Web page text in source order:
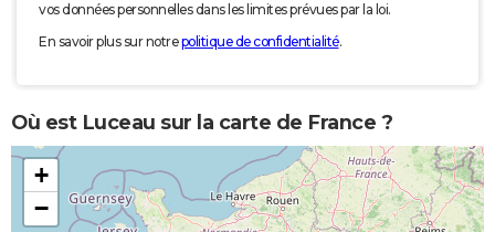
vos données personnelles dans les limites prévues par la loi.
En savoir plus sur notrepolitique de confidentialité.
Où est Luceau sur la carte de France ?
+
−